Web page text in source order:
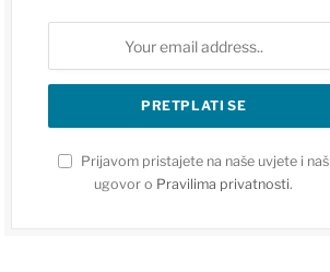
Prijavom pristajete na naše uvjete i naš
ugovor o Pravilima privatnosti.